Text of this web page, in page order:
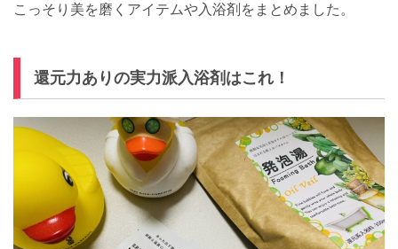
こっそり美を磨くアイテムや入浴剤をまとめました。
還元力ありの実力派入浴剤はこれ！